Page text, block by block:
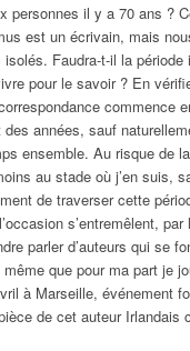
personnes il y a 70 ans ?
est un écrivain, mais
Faudra-t-il la période
pour le savoir ? En
commence
années, sauf
ensemble. Au risque de
au stade où j’en suis,
de traverser cette
s’entremêlent,
parler d’auteurs qui se
que pour ma part je
à Marseille, événement
de cet auteur Irlandais